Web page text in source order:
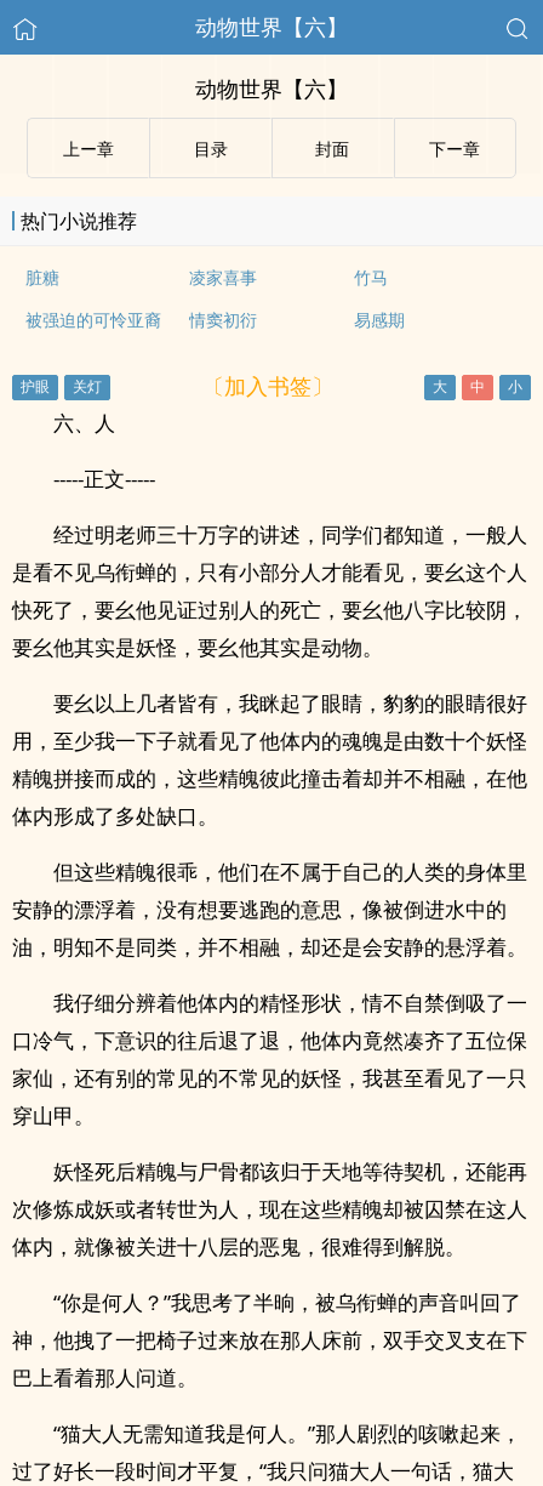
动物世界【六】
动物世界【六】
上ー章 目录 封面 下ー章
热门小说推荐
脏糖 凌家喜事
竹马
被强迫的可怜亚裔
情窦初衍 易感期
〔加入书签〕
六、人
-----正文-----
经过明老师三十万字的讲述，同学们都知道，一般人
是看不见乌衔蝉的，只有小部分人才能看见，要幺这个人
快死了，要幺他见证过别人的死亡，要幺他八字比较阴，
要幺他其实是妖怪，要幺他其实是动物。
要幺以上几者皆有，我眯起了眼睛，豹豹的眼睛很好
用，至少我一下子就看见了他体内的魂魄是由数十个妖怪
精魄拼接而成的，这些精魄彼此撞击着却并不相融，在他
体内形成了多处缺口。
但这些精魄很乖，他们在不属于自己的人类的身体里
安静的漂浮着，没有想要逃跑的意思，像被倒进水中的
油，明知不是同类，并不相融，却还是会安静的悬浮着。
我仔细分辨着他体内的精怪形状，情不自禁倒吸了一
口冷气，下意识的往后退了退，他体内竟然凑齐了五位保
家仙，还有别的常见的不常见的妖怪，我甚至看见了一只
穿山甲。
妖怪死后精魄与尸骨都该归于天地等待契机，还能再
次修炼成妖或者转世为人，现在这些精魄却被囚禁在这人
体内，就像被关进十八层的恶鬼，很难得到解脱。
“你是何人？”我思考了半晌，被乌衔蝉的声音叫回了
神，他拽了一把椅子过来放在那人床前，双手交叉支在下
巴上看着那人问道。
“猫大人无需知道我是何人。”那人剧烈的咳嗽起来，
过了好长一段时间才平复，“我只问猫大人一句话，猫大